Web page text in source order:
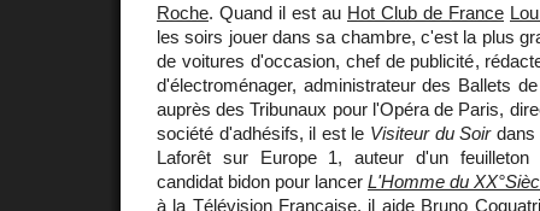
Roche. Quand il est au Hot Club de France
les soirs jouer dans sa chambre, c'est la plus
de voitures d'occasion, chef de publicité,
d'électroménager, administrateur des Ballets
auprès des Tribunaux pour l'Opéra de Paris,
société d'adhésifs, il est le Visiteur du Soirdans
Laforêt sur Europe 1, auteur d'un
candidat bidon pour lancer L'Homme du
à la Télévision Française, il aide Bruno